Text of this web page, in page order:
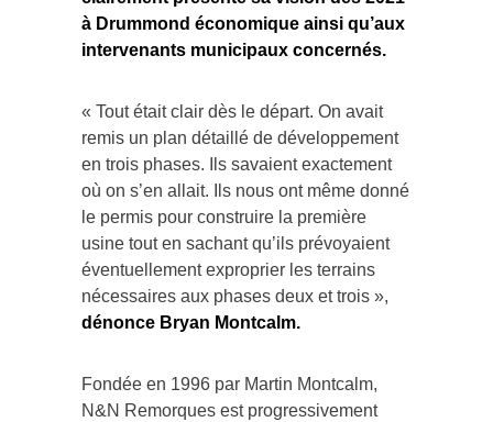
à Drummond économique ainsi qu’aux
intervenants municipaux concernés.
« Tout était clair dès le départ. On avait
remis un plan détaillé de développement
en trois phases. Ils savaient exactement
où on s’en allait. Ils nous ont même donné
le permis pour construire la première
usine tout en sachant qu’ils prévoyaient
éventuellement exproprier les terrains
nécessaires aux phases deux et trois »,
dénonce Bryan Montcalm.
Fondée en 1996 par Martin Montcalm,
N&N Remorques est progressivement